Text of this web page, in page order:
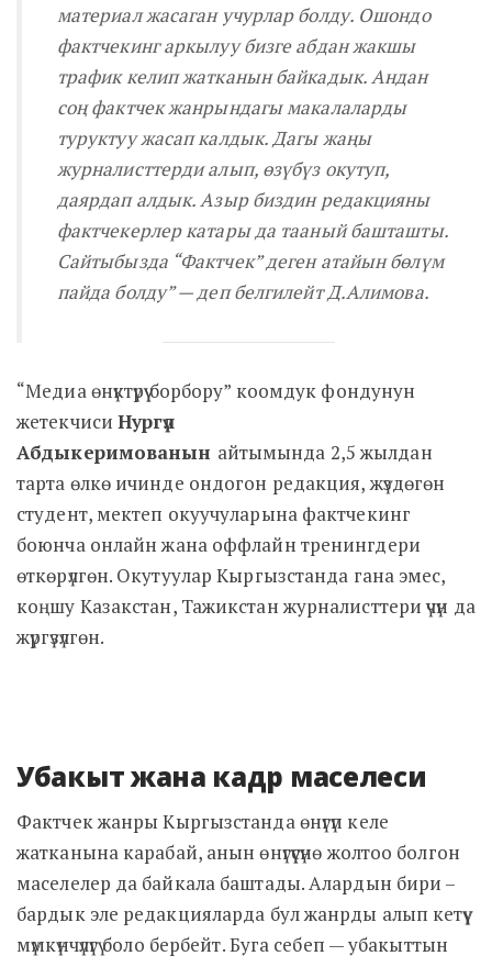
материал жасаган учурлар болду. Ошондо
фактчекинг аркылуу бизге абдан жакшы
трафик келип жатканын байкадык. Андан
соң фактчек жанрындагы макалаларды
туруктуу жасап калдык. Дагы жаңы
журналисттерди алып, өзүбүз окутуп,
даярдап алдык. Азыр биздин редакцияны
фактчекерлер катары да тааный башташты.
Сайтыбызда “Фактчек” деген атайын бөлүм
пайда болду”— деп белгилейт Д.Алимова.
“Медиа өнүктүрүү борбору” коомдук фондунун
жетекчиси Нургүл
Абдыкеримованын айтымында 2,5 жылдан
тарта өлкө ичинде ондогон редакция, жүздөгөн
студент, мектеп окуучуларына фактчекинг
боюнча онлайн жана оффлайн тренингдери
өткөрүлгөн. Окутуулар Кыргызстанда гана эмес,
коңшу Казакстан, Тажикстан журналисттери үчүн да
жүргүзүлгөн.
Убакыт жана кадр маселеси
Фактчек жанры Кыргызстанда өнүгүп келе
жатканына карабай, анын өнүгүүсүнө жолтоо болгон
маселелер да байкала баштады. Алардын бири –
бардык эле редакцияларда бул жанрды алып кетүү
мүмкүнчүлүгү боло бербейт. Буга себеп — убакыттын